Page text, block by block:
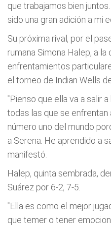
que trabajamos bien
sido una gran adición a mi
Su próxima rival, por el
rumana Simona Halep, a
enfrentamientos
el torneo de Indian Wells
"Pienso que ella va a salir
todas las que se enfrentan
número uno del mundo
a Serena. He aprendido a
manifestó.
Halep, quinta sembrada,
Suárez por 6-2, 7-5.
"Ella es como el mejor
que temer o tener